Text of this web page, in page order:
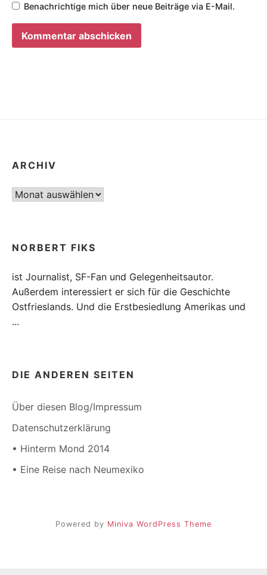
Benachrichtige mich über neue Beiträge via E-Mail.
ARCHIV
Archiv
NORBERT FIKS
ist Journalist, SF-Fan und Gelegenheitsautor.
Außerdem interessiert er sich für die Geschichte
Ostfrieslands. Und die Erstbesiedlung Amerikas und
...
DIE ANDEREN SEITEN
Über diesen Blog/Impressum
Datenschutzerklärung
• Hinterm Mond 2014
• Eine Reise nach Neumexiko
Powered by Miniva WordPress Theme